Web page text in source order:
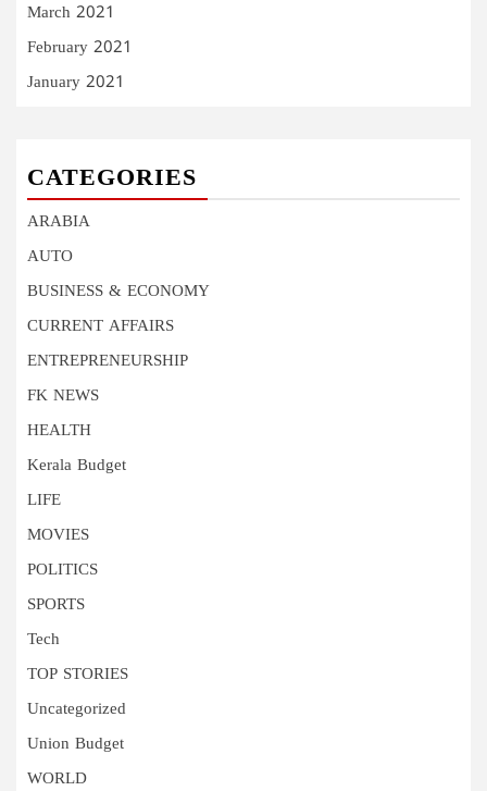
March 2021
February 2021
January 2021
CATEGORIES
ARABIA
AUTO
BUSINESS & ECONOMY
CURRENT AFFAIRS
ENTREPRENEURSHIP
FK NEWS
HEALTH
Kerala Budget
LIFE
MOVIES
POLITICS
SPORTS
Tech
TOP STORIES
Uncategorized
Union Budget
WORLD